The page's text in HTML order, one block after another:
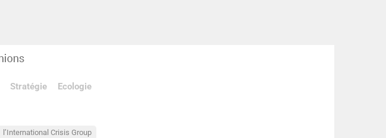
Stratégie Ecologie
l’International Crisis Group